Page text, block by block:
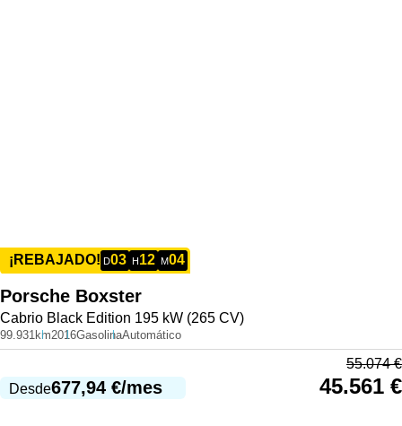
¡REBAJADO! D03 H12 M04
Porsche Boxster
Cabrio Black Edition 195 kW (265 CV)
99.931km2016GasolinaAutomático
Desde677,94 €/mes
55.074€
45.561 €